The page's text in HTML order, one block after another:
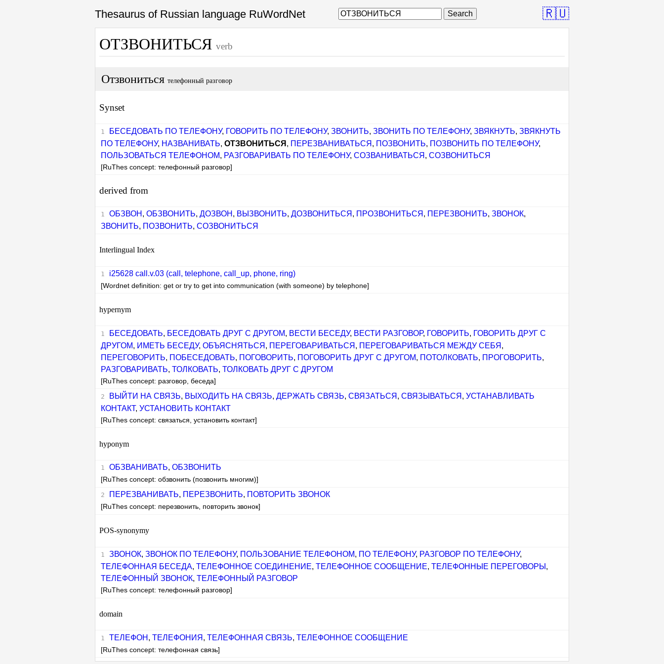
Thesaurus of Russian language RuWordNet Search 🇷🇺
ОТЗВОНИТЬСЯ verb
Отзвониться телефонный разговор
Synset
БЕСЕДОВАТЬ ПО ТЕЛЕФОНУ, ГОВОРИТЬ ПО ТЕЛЕФОНУ, ЗВОНИТЬ, ЗВОНИТЬ ПО ТЕЛЕФОНУ, ЗВЯКНУТЬ, ЗВЯКНУТЬ
ПО ТЕЛЕФОНУ, НАЗВАНИВАТЬ,ОТЗВОНИТЬСЯ , ПЕРЕЗВАНИВАТЬСЯ , ПОЗВОНИТЬ, ПОЗВОНИТЬ ПО ТЕЛЕФОНУ,
ПОЛЬЗОВАТЬСЯ ТЕЛЕФОНОМ, РАЗГОВАРИВАТЬ ПО ТЕЛЕФОНУ,СОЗВАНИВАТЬСЯ ,СОЗВОНИТЬСЯ
[RuThes concept: телефонный разговор]
derived from
ОБЗВОН , ОБЗВОНИТЬ, ДОЗВОН , ВЫЗВОНИТЬ, ДОЗВОНИТЬСЯ , ПРОЗВОНИТЬСЯ , ПЕРЕЗВОНИТЬ, ЗВОНОК,
ЗВОНИТЬ, ПОЗВОНИТЬ,СОЗВОНИТЬСЯ
Interlingual Index
i25628 call.v.03 (call, telephone, call_up, phone, ring)
[Wordnet definition: get or try to get into communication (with someone) by telephone]
hypernym
БЕСЕДОВАТЬ, БЕСЕДОВАТЬ ДРУГ С ДРУГОМ, ВЕСТИ БЕСЕДУ, ВЕСТИ РАЗГОВОР, ГОВОРИТЬ, ГОВОРИТЬ ДРУГ С
ДРУГОМ, ИМЕТЬ БЕСЕДУ,ОБЪЯСНЯТЬСЯ , ПЕРЕГОВАРИВАТЬСЯ , ПЕРЕГОВАРИВАТЬСЯ МЕЖДУ СЕБЯ ,
ПЕРЕГОВОРИТЬ, ПОБЕСЕДОВАТЬ, ПОГОВОРИТЬ, ПОГОВОРИТЬ ДРУГ С ДРУГОМ, ПОТОЛКОВАТЬ, ПРОГОВОРИТЬ,
РАЗГОВАРИВАТЬ,ТОЛКОВАТЬ,ТОЛКОВАТЬ ДРУГ С ДРУГОМ
[RuThes concept: разговор, беседа]
ВЫЙТИ НА СВЯЗЬ, ВЫХОДИТЬ НА СВЯЗЬ, ДЕРЖАТЬ СВЯЗЬ, СВЯЗАТЬСЯ , СВЯЗЫВАТЬСЯ , УСТАНАВЛИВАТЬ
КОНТАКТ,УСТАНОВИТЬ КОНТАКТ
[RuThes concept: связаться, установить контакт]
hyponym
ОБЗВАНИВАТЬ, ОБЗВОНИТЬ
[RuThes concept: обзвонить (позвонить многим)]
ПЕРЕЗВАНИВАТЬ, ПЕРЕЗВОНИТЬ, ПОВТОРИТЬ ЗВОНОК
[RuThes concept: перезвонить, повторить звонок]
POS-synonymy
ЗВОНОК, ЗВОНОК ПО ТЕЛЕФОНУ, ПОЛЬЗОВАНИЕ ТЕЛЕФОНОМ, ПО ТЕЛЕФОНУ, РАЗГОВОР ПО ТЕЛЕФОНУ,
ТЕЛЕФОННАЯ БЕСЕДА,ТЕЛЕФОННОЕ СОЕДИНЕНИЕ,ТЕЛЕФОННОЕ СООБЩЕНИЕ,ТЕЛЕФОННЫЕ ПЕРЕГОВОРЫ ,
ТЕЛЕФОННЫЙ ЗВОНОК,ТЕЛЕФОННЫЙ РАЗГОВОР
[RuThes concept: телефонный разговор]
domain
ТЕЛЕФОН , ТЕЛЕФОНИЯ , ТЕЛЕФОННАЯ СВЯЗЬ, ТЕЛЕФОННОЕ СООБЩЕНИЕ
[RuThes concept: телефонная связь]